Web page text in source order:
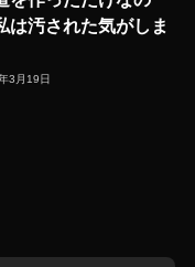
は汚された気がしま
3月19日